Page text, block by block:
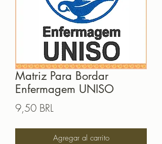
Matriz Para Bordar
Enfermagem UNISO
9,50 BRL
Agregar al carrito